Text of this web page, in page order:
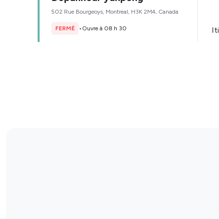
502 Rue Bourgeoys, Montreal, H3K 2M4, Canada
FERMÉ • Ouvre à 08 h 30